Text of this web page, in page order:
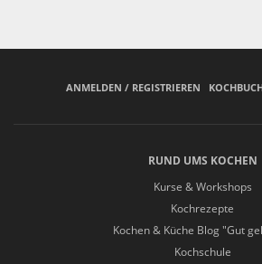
ANMELDEN / REGISTRIEREN
RUND UMS KOCHEN
Kurse & Workshops
Kochrezepte
Kochen & Küche Blog "Gut
Kochschule